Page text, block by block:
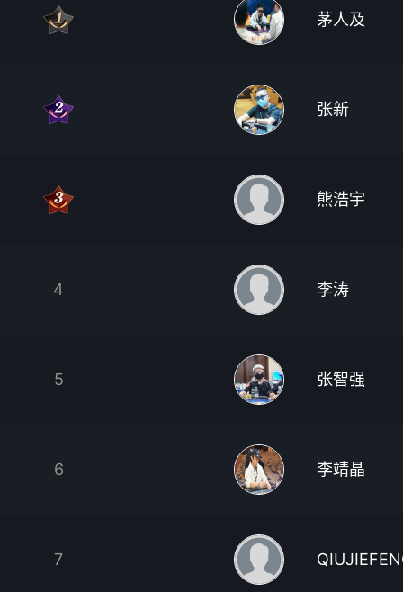
茅人及
张新
熊浩宇
4 李涛
5 张智强
6 李靖晶
7